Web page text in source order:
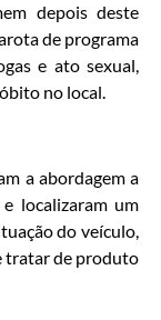
depois deste
de programa
e ato sexual,
no local.
a abordagem a
localizaram um
do veículo,
tratar de produto